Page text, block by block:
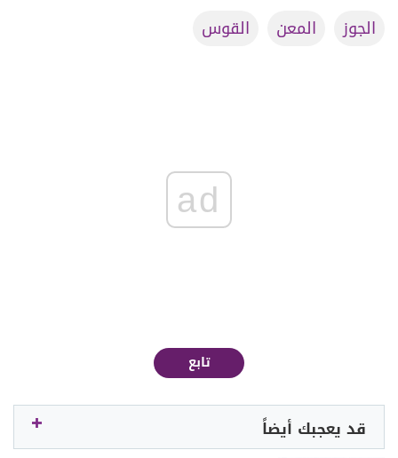
الجوز
المعن القوس
ad
تابع
قد يعجبك أيضاً